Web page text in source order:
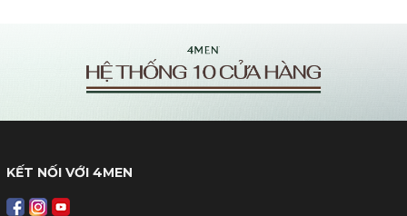
KẾT NỐI VỚI 4MEN